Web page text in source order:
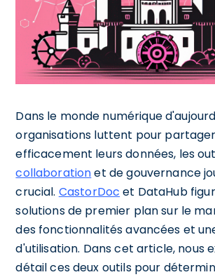
Dans le monde numérique
organisations luttent pour
efficacement leurs données, les
collaborationet de gouvernance
crucial. CastorDoc et DataHub
solutions de premier plan sur le
des fonctionnalités avancées et
d'utilisation. Dans cet article, nous
détail ces deux outils pour